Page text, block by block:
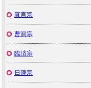
真言宗
曹洞宗
臨済宗
日蓮宗